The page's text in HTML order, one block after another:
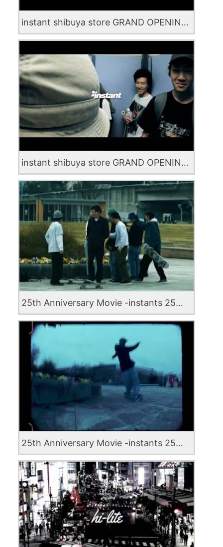
instant shibuya store GRAND OPENING 2020.7.28(Tue) #2
instant shibuya store GRAND OPENING 2020.7.28(Tue)
25th Anniversary Movie -instants 25TH- Teaser 2
25th Anniversary Movie -instants 25TH- Teaser 1